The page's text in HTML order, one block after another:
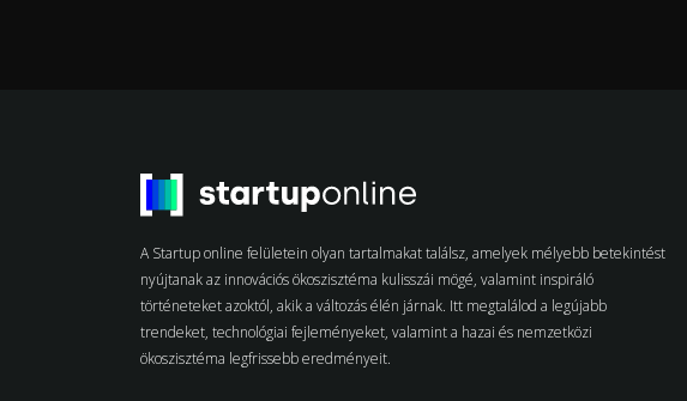
A Startup online felületein olyan tartalmakat találsz, amelyek mélyebb betekintést
nyújtanak az innovációs ökoszisztéma kulisszái mögé, valamint inspiráló
történeteket azoktól, akik a változás élén járnak. Itt megtalálod a legújabb
trendeket, technológiai fejleményeket, valamint a hazai és nemzetközi
ökoszisztéma legfrissebb eredményeit.